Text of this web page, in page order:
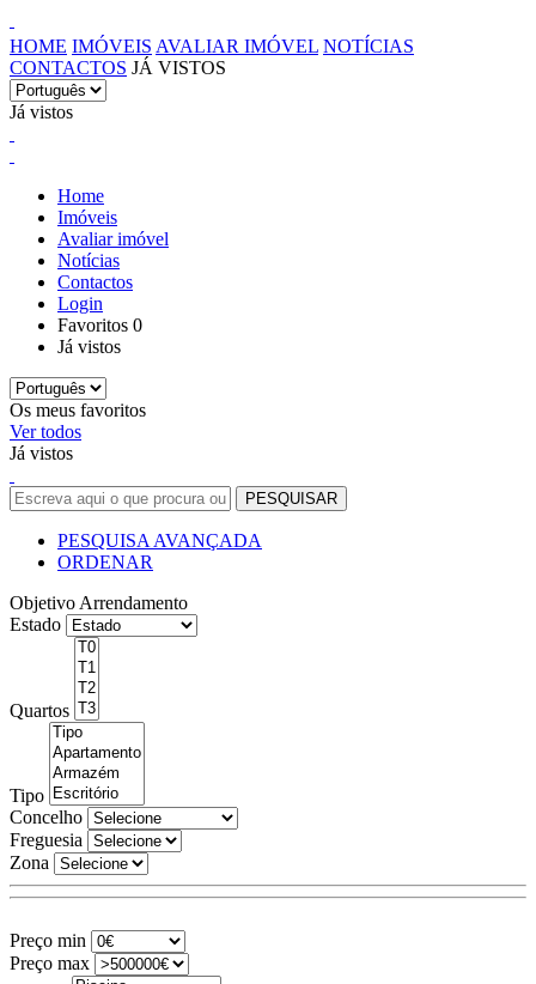
HOME IMÓVEIS AVALIAR IMÓVEL NOTÍCIAS
CONTACTOS JÁ VISTOS
Já vistos
Home
Imóveis
Avaliar imóvel
Notícias
Contactos
Login
Favoritos 0
Já vistos
Os meus favoritos
Ver todos
Já vistos
PESQUISA AVANÇADA
ORDENAR
Objetivo Arrendamento
Estado
Quartos
Tipo
Concelho
Freguesia
Zona
Preço min
Preço max